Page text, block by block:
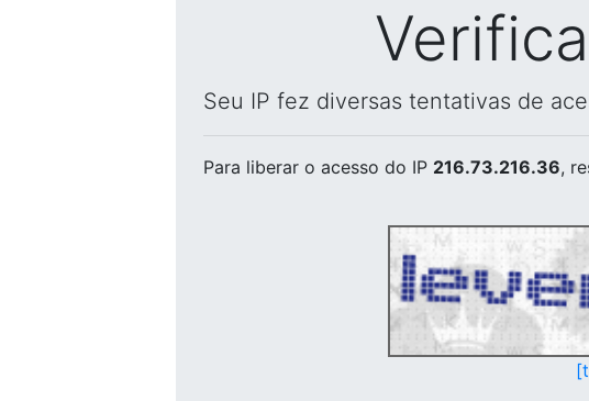
Seu IP fez diversas tentativas de
Para liberar o acesso do IP 216.73.216.36,